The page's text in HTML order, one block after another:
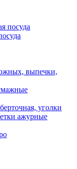
посуда
выпечки,
уголки
ажурные